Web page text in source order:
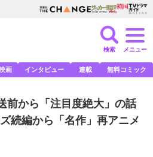
検索 メニュー
画 インタビュー 連載 無料コミック
前から「注目度絶大」の話
続編から「名作」再アニメ